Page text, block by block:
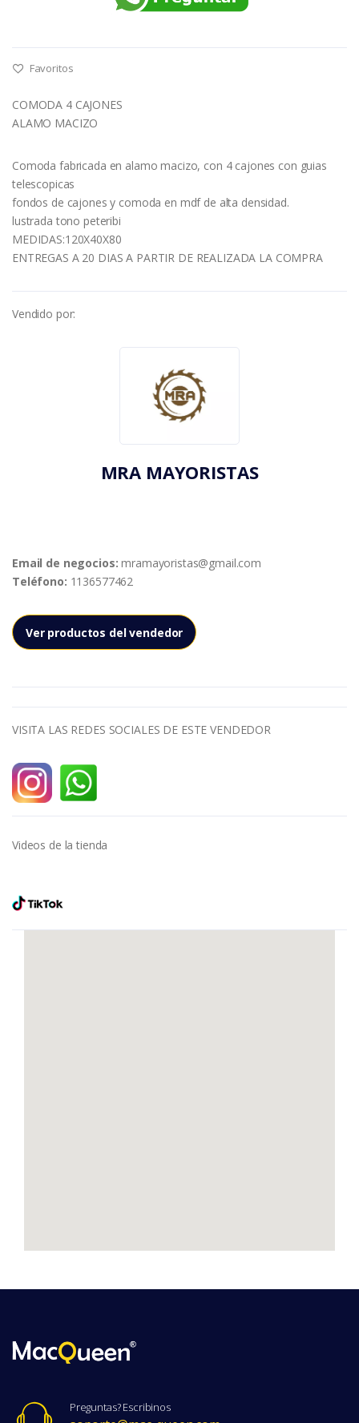
Favoritos
COMODA 4 CAJONES
ALAMO MACIZO
Comoda fabricada en alamo macizo, con 4 cajones con guias
telescopicas
fondos de cajones y comoda en mdf de alta densidad.
lustrada tono peteribi
MEDIDAS:120X40X80
ENTREGAS A 20 DIAS A PARTIR DE REALIZADA LA COMPRA
Vendido por:
MRA MAYORISTAS
Email de negocios:mramayoristas@gmail.com
Teléfono: 1136577462
Ver productos del vendedor
VISITA LAS REDES SOCIALES DE ESTE VENDEDOR
Videos de la tienda
Preguntas? Escribinos